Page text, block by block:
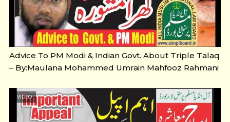
Advice To PM Modi & Indian Govt. About Triple Talaq
– By:Maulana Mohammed Umrain Mahfooz Rahmani
VIDEO